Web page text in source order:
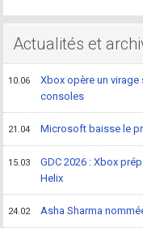
Actualités et
10.06
Xbox opère un
consoles
21.04 Microsoft baisse le
15.03
GDC 2026 : Xbox
Helix
24.02 Asha Sharma